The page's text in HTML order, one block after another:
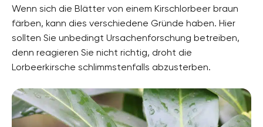
Wenn sich die Blätter von einem Kirschlorbeer braun
färben, kann dies verschiedene Gründe haben. Hier
sollten Sie unbedingt Ursachenforschung betreiben,
denn reagieren Sie nicht richtig, droht die
Lorbeerkirsche schlimmstenfalls abzusterben.